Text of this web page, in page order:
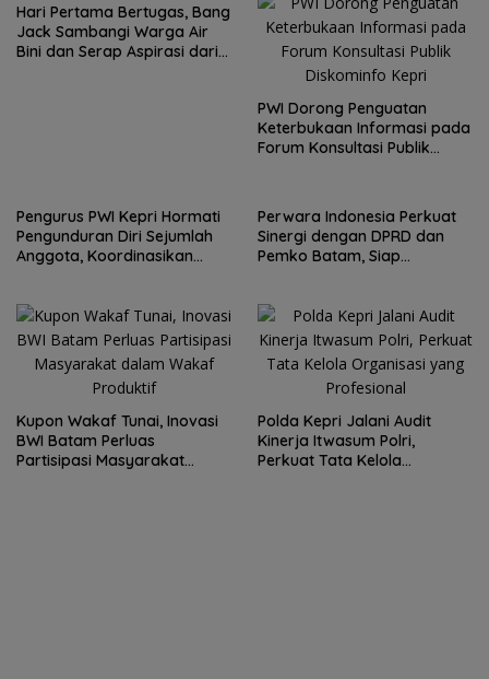
Hari Pertama Bertugas, Bang
Jack Sambangi Warga Air
Bini dan Serap Aspirasi dari
PWI Dorong Penguatan
Keterbukaan Informasi pada
Forum Konsultasi Publik
Pengurus PWI Kepri Hormati
Pengunduran Diri Sejumlah
Anggota, Koordinasikan
Perwara Indonesia Perkuat
Sinergi dengan DPRD dan
Pemko Batam, Siap
Kupon Wakaf Tunai, Inovasi
BWI Batam Perluas
Partisipasi Masyarakat
Polda Kepri Jalani Audit
Kinerja Itwasum Polri,
Perkuat Tata Kelola